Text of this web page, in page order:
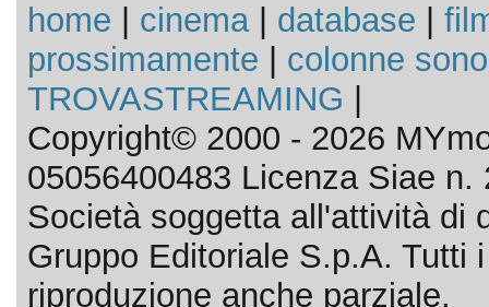
home cinema| database
prossimamente
colonne
TROVASTREAMING
Copyright© 2000 - 2026
05056400483 Licenza Siae n.
Società soggetta all'attività di
Gruppo Editoriale S.p.A. Tutti
riproduzione anche parziale.